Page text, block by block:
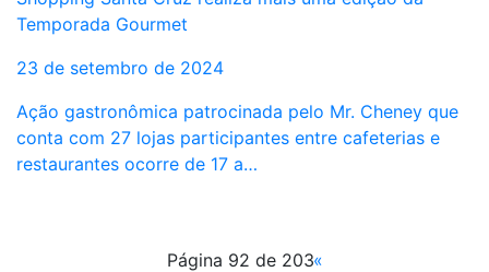
Temporada Gourmet
23 de setembro de 2024
Ação gastronômica patrocinada pelo Mr. Cheney que
conta com 27 lojas participantes entre cafeterias e
restaurantes ocorre de 17 a…
Página 92 de 203«